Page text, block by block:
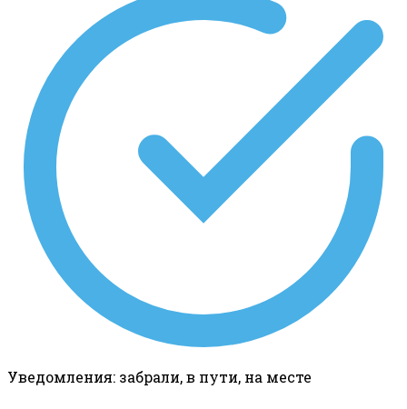
Уведомления: забрали, в пути, на месте